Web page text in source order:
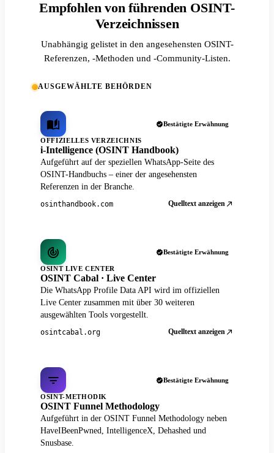
Empfohlen von führenden OSINT-
Verzeichnissen
Unabhängig gelistet in den angesehensten OSINT-
Referenzen, -Methoden und -Community-Listen.
AUSGEWÄHLTE BEHÖRDEN
Bestätigte Erwähnung
OFFIZIELLES VERZEICHNIS
i-Intelligence (OSINT Handbook)
Aufgeführt auf der speziellen WhatsApp-Seite des
OSINT-Handbuchs – einer der angesehensten
Referenzen in der Branche.
osinthandbook.com Quelltext anzeigen
Bestätigte Erwähnung
OSINT LIVE CENTER
OSINT Cabal · Live Center
Die WhatsApp Profile Data API wird im offiziellen
Live Center zusammen mit über 30 weiteren
ausgewählten Tools vorgestellt.
osintcabal.org Quelltext anzeigen
Bestätigte Erwähnung
OSINT-METHODIK
OSINT Funnel Methodology
Aufgeführt in der OSINT Funnel Methodology neben
HaveIBeenPwned, IntelligenceX, Dehashed und
Snusbase.